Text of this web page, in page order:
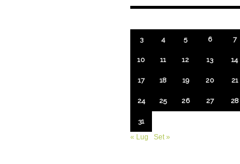
3 4 5 6 7
10 11 12 13 14
17 18 19 20 21
24 25 26 27 28
31
« Lug
Set »